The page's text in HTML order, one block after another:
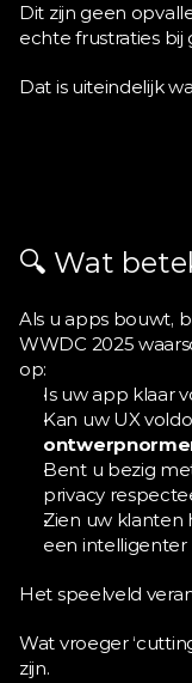
Dit zijn geen
echte frustraties bij
Dat is uiteindelijk
🔍 Wat
Als u apps bouwt,
WWDC 2025
op:
Is uw app klaar
Kan uw UX
Bent u bezig
privacy
Zien uw klanten
een intelligenter
Het speelveld
Wat vroeger
zijn.